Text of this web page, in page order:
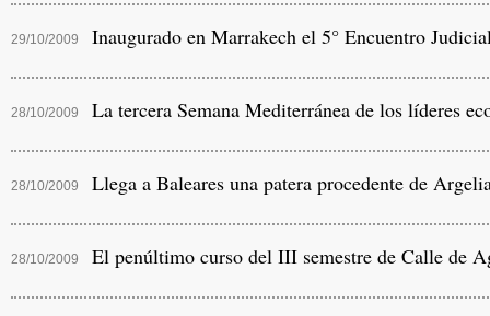
29/10/2009 Inaugurado en Marrakech el 5° Encuentro
28/10/2009 La tercera Semana Mediterránea de los líderes
28/10/2009 Llega a Baleares una patera procedente de
28/10/2009 El penúltimo curso del III semestre de Calle de